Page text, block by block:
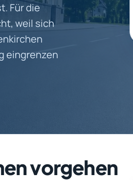
Für die
weil sich
eingrenzen
vorgehen